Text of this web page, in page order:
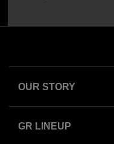
OUR STORY
GR LINEUP